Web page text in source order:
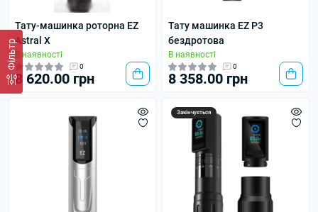
Фільтр
Тату-машинка роторна EZ
Astral X
В наявності
0
8 620.00 грн
Тату машинка EZ P3
бездротова
В наявності
0
8 358.00 грн
Закінчується